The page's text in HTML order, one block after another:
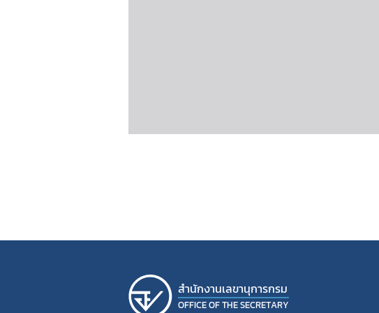
สํานักงานเลขานุการกรม
OFFICE OF THE SECRETARY